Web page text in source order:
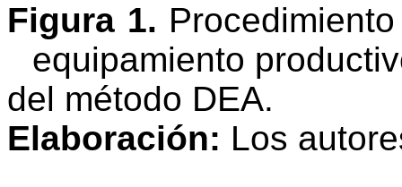
Figura 1.
equipamiento
del método DEA.
Elaboración: Los